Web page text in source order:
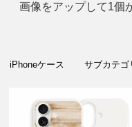
画像をアップして1個